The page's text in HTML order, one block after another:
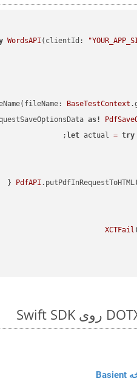
WordsAPI (clientId:
BaseTestContext
as!
let actual = try
PdfAPI
XCTFail (